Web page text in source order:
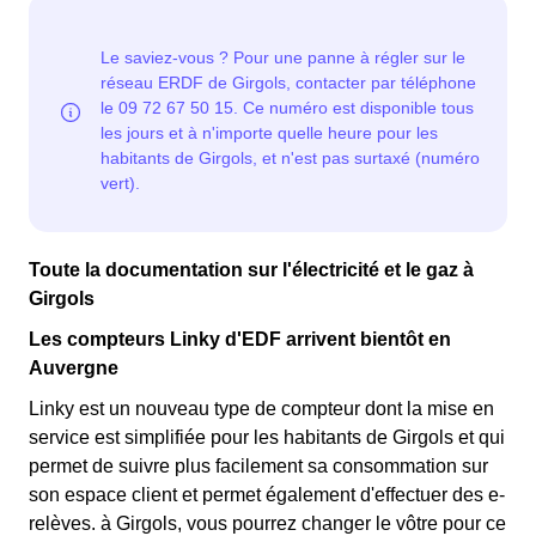
Girgols éligibles. 💡🏠
de 20% par rapport au tarif normal en à Girgols. ⚡💸
Toute la documentation sur l'électricité et le gaz à
Girgols
Les compteurs Linky d'EDF arrivent bientôt en
Auvergne
Linky est un nouveau type de compteur dont la mise en
service est simplifiée pour les habitants de Girgols et qui
permet de suivre plus facilement sa consommation sur
son espace client et permet également d'effectuer des e-
relèves. à Girgols, vous pourrez changer le vôtre pour ce